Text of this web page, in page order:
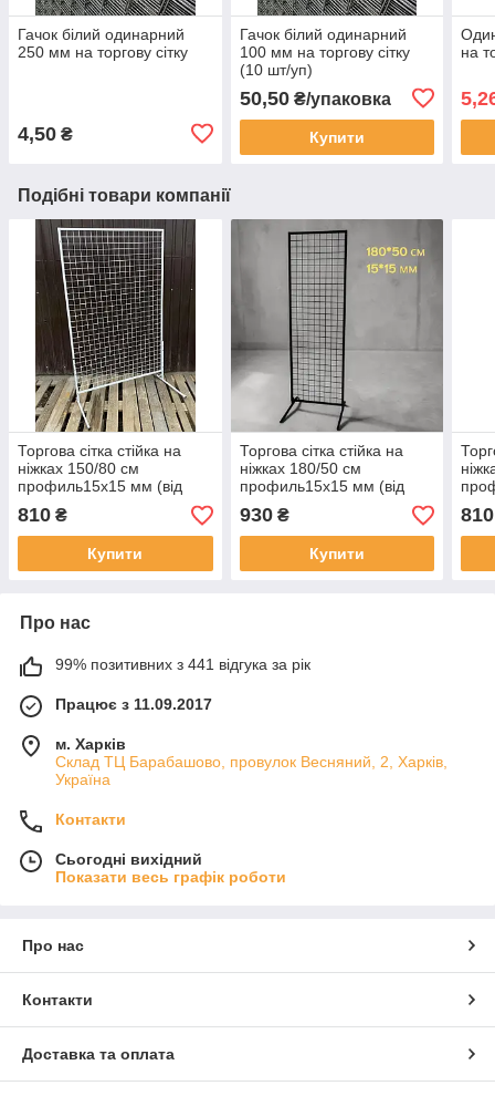
Гачок білий одинарний
250 мм на торгову сітку
4,50 ₴
Гачок білий одинарний
100 мм на торгову сітку
(10 шт/уп)
50,50₴/упаковка
Купити
на
Подібні товари компанії
Торгова сітка стійка на
ніжках 150/80 см
профиль15х15 мм (від
виробника оптом та в
роздріб)
810 ₴
Купити
Торгова сітка стійка на
ніжках 180/50 см
профиль15х15 мм (від
виробника оптом та в
роздріб)
930₴
Купити
810
Про нас
99% позитивних з 441 відгука за рік
Працює з 11.09.2017
м. Харків
Склад ТЦ Барабашово, провулок Весняний, 2, Харків,
Україна
Контакти
Сьогодні вихідний
Показати весь графік роботи
Про нас
Контакти
Доставка та оплата